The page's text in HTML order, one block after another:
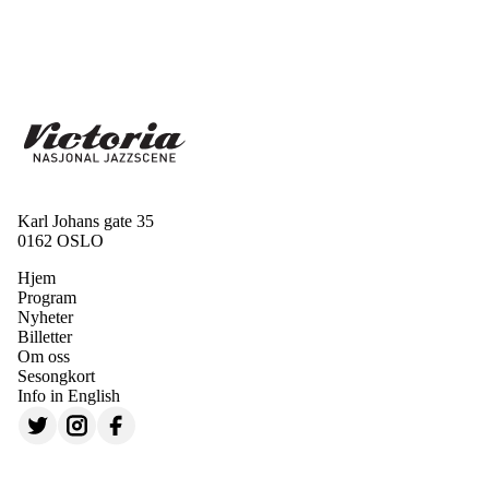
Karl Johans gate 35
0162 OSLO
Hjem
Program
Nyheter
Billetter
Om oss
Sesongkort
Info in English